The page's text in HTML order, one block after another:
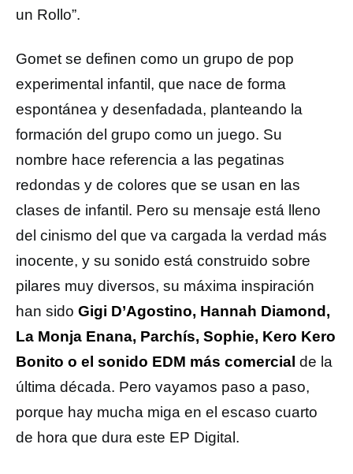
un Rollo”.
Gomet se definen como un grupo de pop
experimental infantil, que nace de forma
espontánea y desenfadada, planteando la
formación del grupo como un juego. Su
nombre hace referencia a las pegatinas
redondas y de colores que se usan en las
clases de infantil. Pero su mensaje está lleno
del cinismo del que va cargada la verdad más
inocente, y su sonido está construido sobre
pilares muy diversos, su máxima inspiración
han sido Gigi D’Agostino, Hannah Diamond,
La Monja Enana, Parchís, Sophie, Kero Kero
Bonito o el sonido EDM más comercial de la
última década. Pero vayamos paso a paso,
porque hay mucha miga en el escaso cuarto
de hora que dura este EP Digital.